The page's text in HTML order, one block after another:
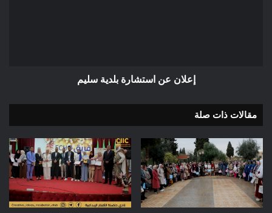
إعلان عن استشارة بلدية سليم
مقالات ذات صلة